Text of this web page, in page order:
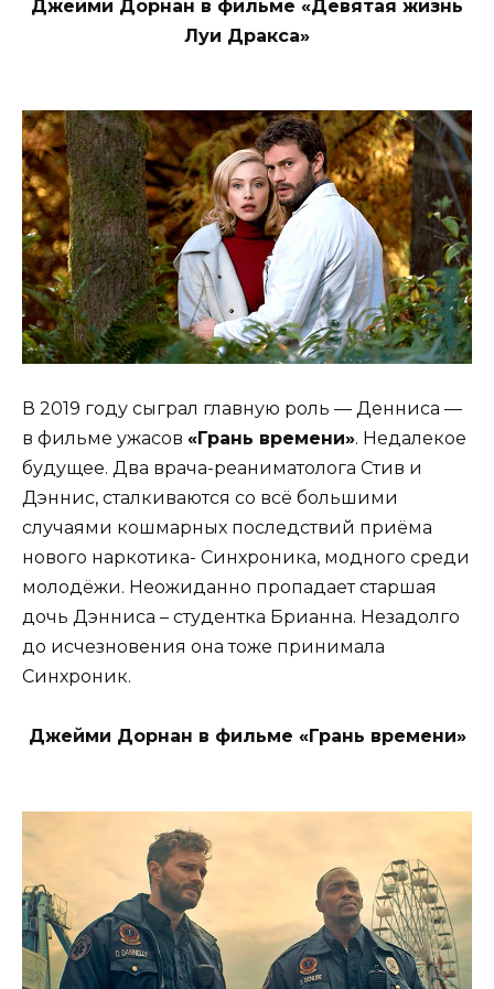
Джейми Дорнан в фильме «Девятая жизнь
Луи Дракса»
В 2019 году сыграл главную роль — Денниса —
в фильме ужасов «Грань времени». Недалекое
будущее. Два врача-реаниматолога Стив и
Дэннис, сталкиваются со всё большими
случаями кошмарных последствий приёма
нового наркотика- Синхроника, модного среди
молодёжи. Неожиданно пропадает старшая
дочь Дэнниса – студентка Брианна. Незадолго
до исчезновения она тоже принимала
Синхроник.
Джейми Дорнан в фильме «Грань времени»